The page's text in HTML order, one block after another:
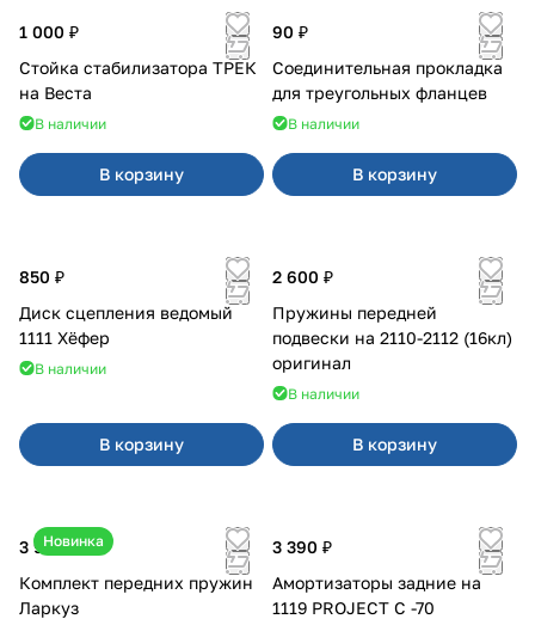
1 000 ₽
Стойка стабилизатора ТРЕК
на Веста
В наличии
В корзину
90 ₽
Соединительная прокладка
для треугольных фланцев
В наличии
В корзину
850 ₽
Диск сцепления ведомый
1111 Хёфер
В наличии
В корзину
2 600 ₽
Пружины передней
подвески на 2110-2112 (16кл)
оригинал
В наличии
В корзину
Новинка
3 900 ₽
Комплект передних пружин
Ларкуз
3 390 ₽
Амортизаторы задние на
1119 PROJECT С -70